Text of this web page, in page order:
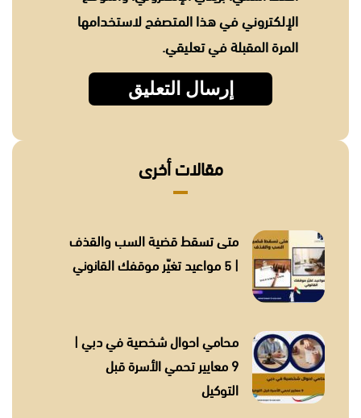
الإلكتروني في هذا المتصفح لاستخدامها
المرة المقبلة في تعليقي.
مقالات أخرى
متى تسقط قضية السب والقذف
| 5 مواعيد تغيّر موقفك القانوني
محامي احوال شخصية في دبي |
9 معايير تحمي الأسرة قبل
التوكيل